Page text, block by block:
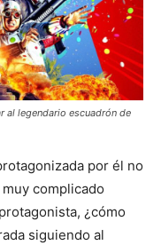
al legendario escuadrón de
por él no
complicado
¿cómo
siguiendo al